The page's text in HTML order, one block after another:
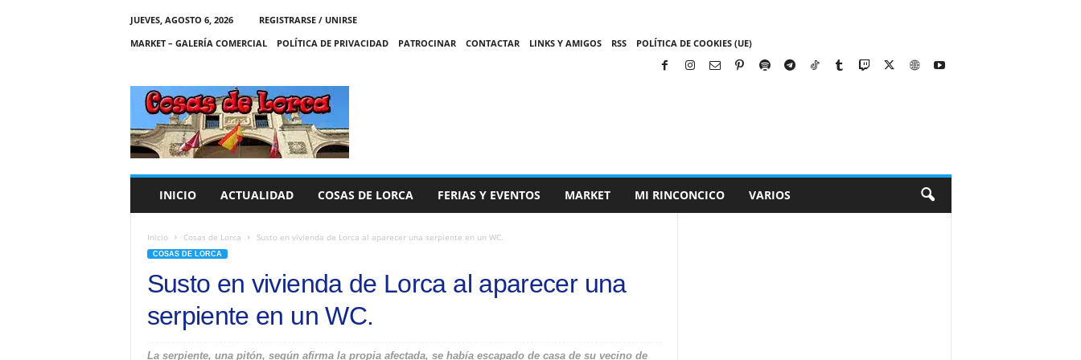
JUEVES, AGOSTO 6, 2026
REGISTRARSE / UNIRSE
MARKET – GALERÍA COMERCIAL
POLÍTICA DE PRIVACIDAD PATROCINAR CONTACTAR LINKS Y AMIGOS RSS POLÍTICA DE COOKIES (UE)
C
A
S
INICIO ACTUALIDAD COSAS DE LORCA FERIAS Y EVENTOS MARKET MI RINCONCICO VARIOS
Inicio Cosas de Lorca Susto en vivienda de Lorca al aparecer una serpiente en un WC.
COSAS DE LORCA
Susto en vivienda de Lorca al aparecer una
serpiente en un WC.
La serpiente, una pitón, según afirma la propia afectada, se había escapado de casa de su vecino de